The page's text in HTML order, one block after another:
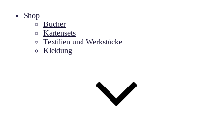
Shop
Bücher
Kartensets
Textilien und Werkstücke
Kleidung